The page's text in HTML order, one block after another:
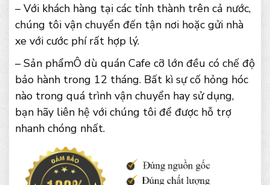
– Với khách hàng tại các tỉnh thành trên cả nước,
chúng tôi vận chuyển đến tận nơi hoặc gửi nhà
xe với cước phí rất hợp lý.
– Sản phẩmÔ dù quán Cafe cỡ lớn đều có chế độ
bảo hành trong 12 tháng. Bất kì sự cố hỏng hóc
nào trong quá trình vận chuyển hay sử dụng,
bạn hãy liên hệ với chúng tôi để được hỗ trợ
nhanh chóng nhất.